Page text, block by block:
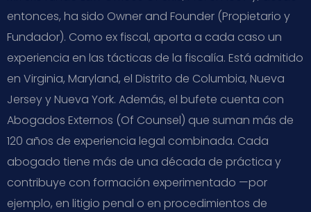
entonces, ha sido Owner and Founder (Propietario y
Fundador). Como ex fiscal, aporta a cada caso un
experiencia en las tácticas de la fiscalía. Está admitido
en Virginia, Maryland, el Distrito de Columbia, Nueva
Jersey y Nueva York. Además, el bufete cuenta con
Abogados Externos (Of Counsel) que suman más de
120 años de experiencia legal combinada. Cada
abogado tiene más de una década de práctica y
contribuye con formación experimentado —por
ejemplo, en litigio penal o en procedimientos de